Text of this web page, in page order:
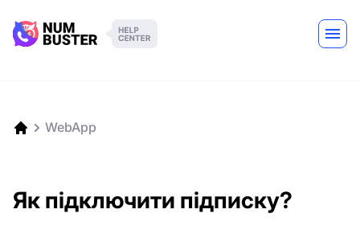
WebApp
Як підключити підписку?